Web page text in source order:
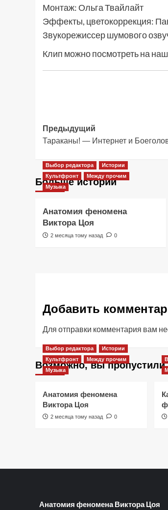
Монтаж: Ольга Твайлайт
Эффекты, цветокоррекция:
Звукорежиссер шумового
Клип можно посмотреть на
Навигация
записи
Предыдущий
Тараканы! — Интернет и
Больше историй
Выбор редактора
Истории
Культфронт
Между прочим
Музыка
Анатомия феномена
Виктора Цоя
2 месяца тому назад 0
Добавить
Для отправки комментария вам
Возможно, вы пропустили
Выбор редактора
Истории
Культфронт
Между прочим
Музыка
Анатомия феномена
Виктора Цоя
2 месяца тому назад 0
Анатомия феномена Виктора Цоя